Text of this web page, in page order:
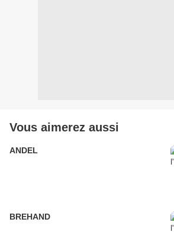
Vous aimerez aussi
ANDEL
BREHAND